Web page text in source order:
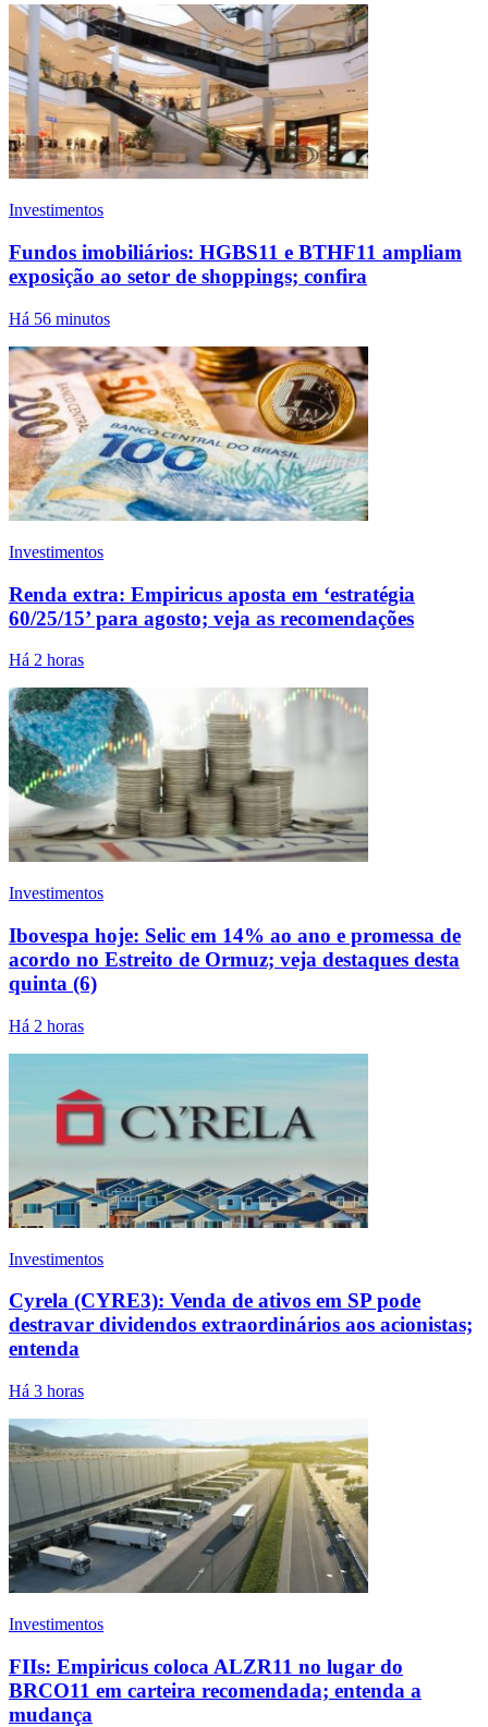
Investimentos
Fundos imobiliários: HGBS11 e BTHF11 ampliam
exposição ao setor de shoppings; confira
Há 56 minutos
Investimentos
Renda extra: Empiricus aposta em ‘estratégia
60/25/15’ para agosto; veja as recomendações
Há 2 horas
Investimentos
Ibovespa hoje: Selic em 14% ao ano e promessa de
acordo no Estreito de Ormuz; veja destaques desta
quinta (6)
Há 2 horas
Investimentos
Cyrela (CYRE3): Venda de ativos em SP pode
destravar dividendos extraordinários aos acionistas;
entenda
Há 3 horas
Investimentos
FIIs: Empiricus coloca ALZR11 no lugar do
BRCO11 em carteira recomendada; entenda a
mudança